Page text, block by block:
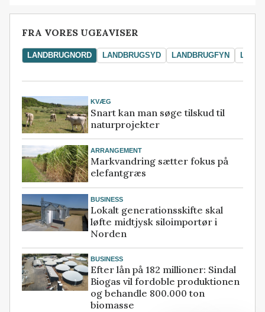
FRA VORES UGEAVISER
LANDBRUGNORD LANDBRUGSYD LANDBRUGFYN
KVÆG
Snart kan man søge tilskud til
naturprojekter
ARRANGEMENT
Markvandring sætter fokus på
elefantgræs
BUSINESS
Lokalt generationsskifte skal
løfte midtjysk siloimportør i
Norden
BUSINESS
Efter lån på 182 millioner: Sindal
Biogas vil fordoble produktionen
og behandle 800.000 ton
biomasse